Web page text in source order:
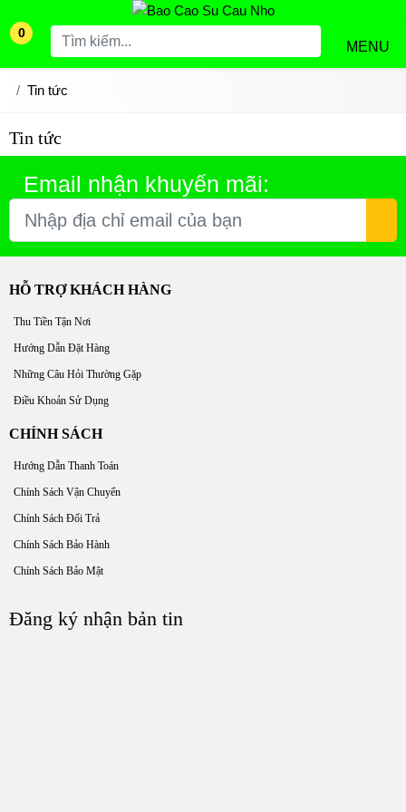
0
MENU
Tin tức
Tin tức
Email nhận khuyến mãi:
HỖ TRỢ KHÁCH HÀNG
Thu Tiền Tận Nơi
Hướng Dẫn Đặt Hàng
Những Câu Hỏi Thường Gặp
Điều Khoản Sử Dụng
CHÍNH SÁCH
Hướng Dẫn Thanh Toán
Chính Sách Vận Chuyển
Chính Sách Đổi Trả
Chính Sách Bảo Hành
Chính Sách Bảo Mật
Đăng ký nhận bản tin